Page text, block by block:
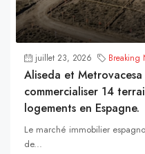
juillet 23, 2026 Breaking
Aliseda et Metrovacesa
commercialiser 14
logements en Espagne.
Le marché immobilier
de...